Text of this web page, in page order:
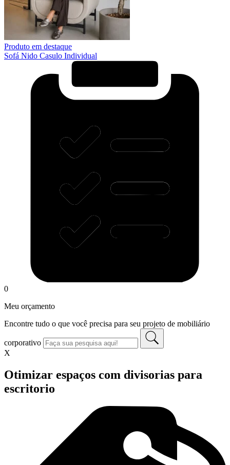
Produto em destaque
Sofá Nido Casulo Individual
0
Meu orçamento
Encontre tudo o que você precisa para seu projeto de mobiliário
corporativo
X
Otimizar espaços com divisorias para
escritorio